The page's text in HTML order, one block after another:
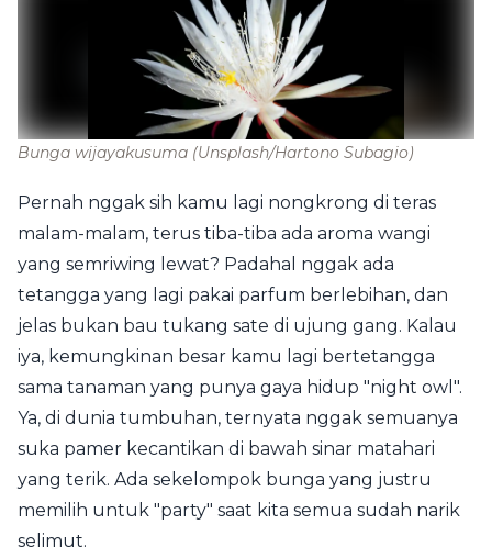
Bunga wijayakusuma (Unsplash/Hartono Subagio)
Pernah nggak sih kamu lagi nongkrong di teras
malam-malam, terus tiba-tiba ada aroma wangi
yang semriwing lewat? Padahal nggak ada
tetangga yang lagi pakai parfum berlebihan, dan
jelas bukan bau tukang sate di ujung gang. Kalau
iya, kemungkinan besar kamu lagi bertetangga
sama tanaman yang punya gaya hidup "night owl".
Ya, di dunia tumbuhan, ternyata nggak semuanya
suka pamer kecantikan di bawah sinar matahari
yang terik. Ada sekelompok bunga yang justru
memilih untuk "party" saat kita semua sudah narik
selimut.